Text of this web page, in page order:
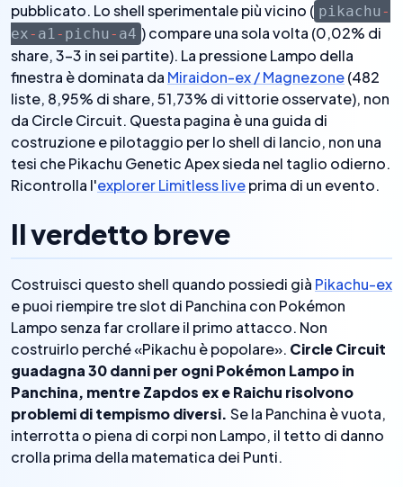
pubblicato. Lo shell sperimentale più vicino ( pikachu -
ex- a1- pichu - a4 ) compare una sola volta (0,02% di
share, 3–3 in sei partite). La pressione Lampo della
finestra è dominata da Miraidon-ex / Magnezone(482
liste, 8,95% di share, 51,73% di vittorie osservate), non
da Circle Circuit. Questa pagina è una guida di
costruzione e pilotaggio per lo shell di lancio, non una
tesi che Pikachu Genetic Apex sieda nel taglio odierno.
Ricontrolla l'explorer Limitless liveprima di un evento.
Il verdetto breve
Costruisci questo shell quando possiedi già Pikachu-ex
e puoi riempire tre slot di Panchina con Pokémon
Lampo senza far crollare il primo attacco. Non
costruirlo perché «Pikachu è popolare». Circle Circuit
guadagna 30 danni per ogni Pokémon Lampo in
Panchina, mentre Zapdos ex e Raichu risolvono
problemi di tempismo diversi. Se la Panchina è vuota,
interrotta o piena di corpi non Lampo, il tetto di danno
crolla prima della matematica dei Punti.